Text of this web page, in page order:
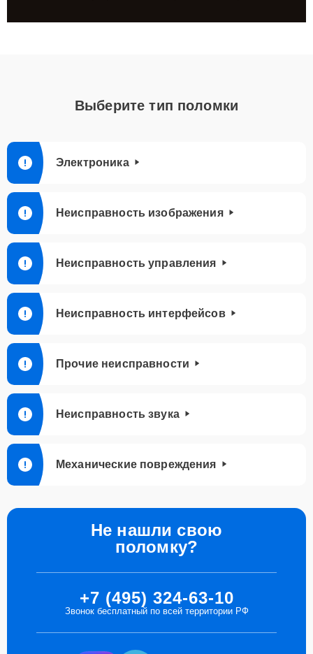
Выберите тип поломки
Электроника
Неисправность изображения
Неисправность управления
Неисправность интерфейсов
Прочие неисправности
Неисправность звука
Механические повреждения
Не нашли свою
поломку?
+7 (495) 324-63-10
Звонок бесплатный по всей территории РФ